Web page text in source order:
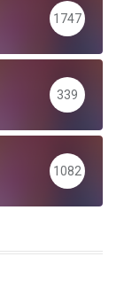
1747
339
1082